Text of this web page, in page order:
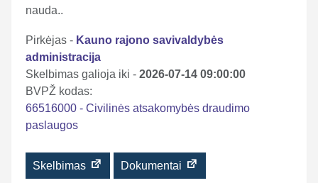
nauda..
Pirkėjas - Kauno rajono savivaldybės
administracija
Skelbimas galioja iki - 2026-07-14 09:00:00
BVPŽ kodas:
66516000 - Civilinės atsakomybės draudimo
paslaugos
Skelbimas Dokumentai